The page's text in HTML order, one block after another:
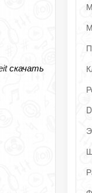
скачать